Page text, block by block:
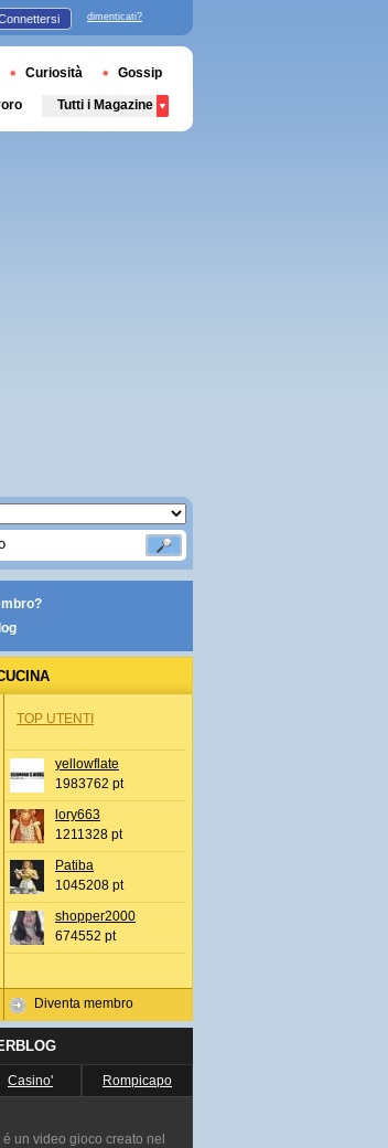
TOP UTENTI
yellowflate
1983762 pt
lory663
1211328 pt
Patiba
1045208 pt
shopper2000
674552 pt
Diventa membro
Casino' Rompicapo
é un video gioco creato nel
dimenticati?
Curiosità Gossip
Tutti i Magazine